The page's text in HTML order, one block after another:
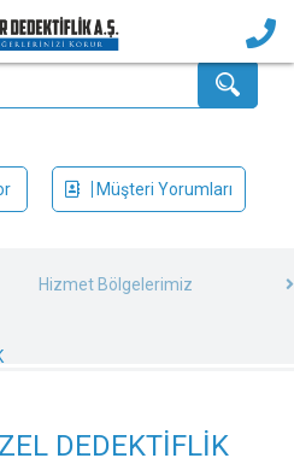
Müşteri Yorumları
Hizmet Bölgelerimiz
DEDEKTİFLİK